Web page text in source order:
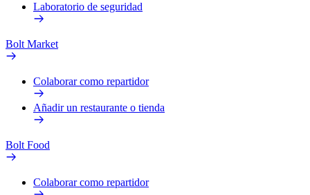
Laboratorio de seguridad
Bolt Market
Colaborar como repartidor
Añadir un restaurante o tienda
Bolt Food
Colaborar como repartidor